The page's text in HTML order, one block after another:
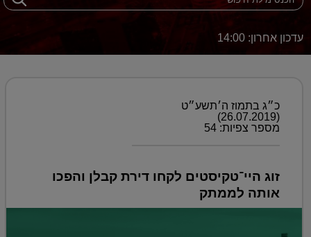
עדכון אחרון: 14:00
כ״ג בתמוז ה׳תשע״ט
(26.07.2019)
מספר צפיות: 54
זוג היי־טקיסטים לקחו דירת קבלן והפכו
אותה לממתק